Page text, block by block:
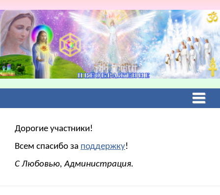
Дорогие участники!
Всем спасибо за поддержку!
С Любовью, Администрация.